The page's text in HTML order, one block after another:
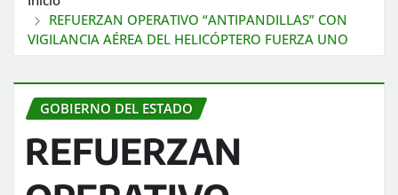
REFUERZAN OPERATIVO “ANTIPANDILLAS” CON
VIGILANCIA AÉREA DEL HELICÓPTERO FUERZA UNO
GOBIERNO DEL ESTADO
REFUERZAN